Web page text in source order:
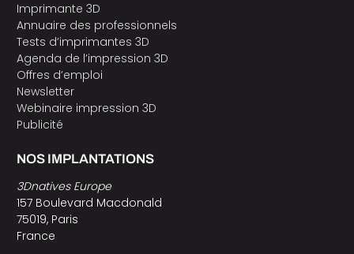
Imprimante 3D
Annuaire des professionnels
Tests d’imprimantes 3D
Agenda de l’impression 3D
Offres d’emploi
Newsletter
Webinaire impression 3D
Publicité
NOS IMPLANTATIONS
3Dnatives Europe
157 Boulevard Macdonald
75019, Paris
France